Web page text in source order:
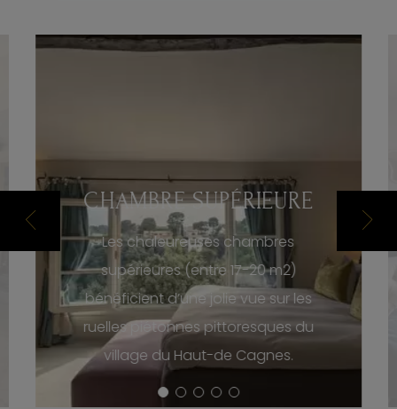
CHAMBRE SUPÉRIEURE
Les chaleureuses chambres
supérieures (entre 17-20 m2)
bénéficient d’une jolie vue sur les
ruelles piétonnes pittoresques du
village du Haut-de Cagnes.